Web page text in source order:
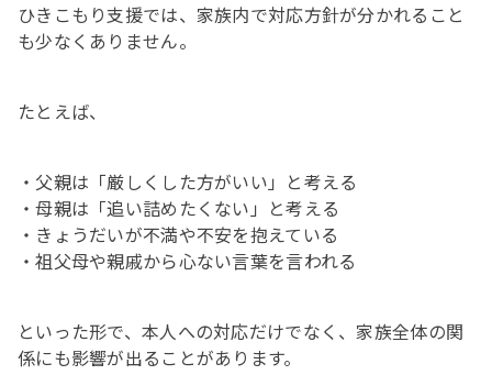
ひきこもり支援では、家族内で対応方針が分かれること
も少なくありません。
たとえば、
・父親は「厳しくした方がいい」と考える
・母親は「追い詰めたくない」と考える
・きょうだいが不満や不安を抱えている
・祖父母や親戚から心ない言葉を言われる
といった形で、本人への対応だけでなく、家族全体の関
係にも影響が出ることがあります。